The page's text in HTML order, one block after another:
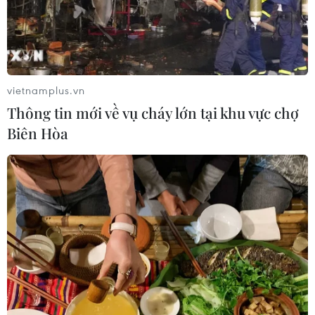
Dự kiến giảm hơn 17.000 đầu mối cơ
sở giáo dục trên cả nước, tương ứng
mầm non đã nghỉ công tác chưa
hưởng chế độ
05/08/2026 14:59
Chính sách khuyến khích doanh
nghiệp tham gia hoạt động giáo dục
nghề nghiệp
05/08/2026 14:58
vietnamplus.vn
Thông tin mới về vụ cháy lớn tại khu vực chợ
Biên Hòa